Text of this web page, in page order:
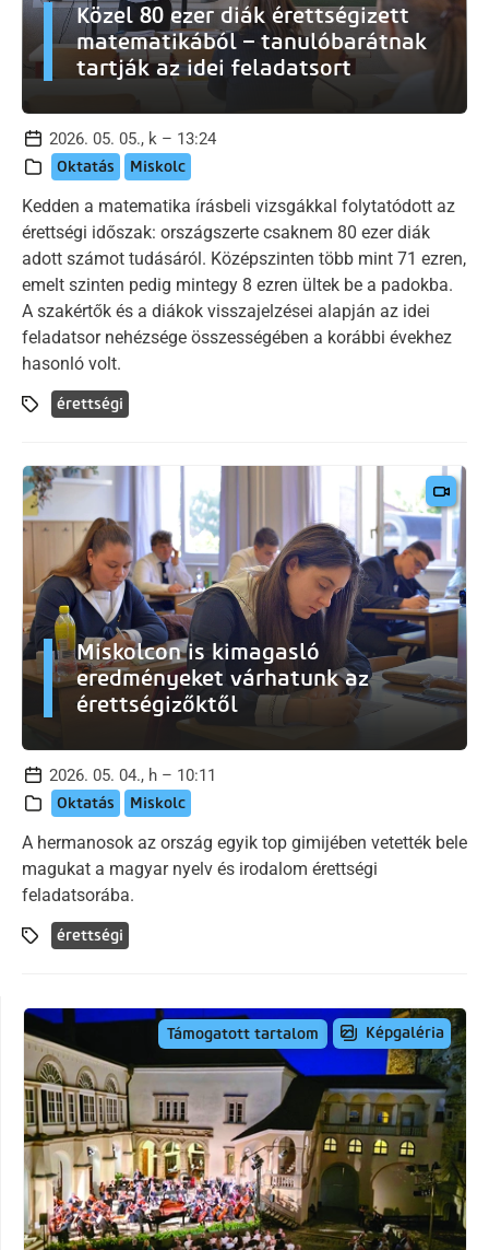
Közel 80 ezer diák érettségizett
matematikából – tanulóbarátnak
tartják az idei feladatsort
2026. 05. 05., k – 13:24
Oktatás Miskolc
Kedden a matematika írásbeli vizsgákkal folytatódott az
érettségi időszak: országszerte csaknem 80 ezer diák
adott számot tudásáról. Középszinten több mint 71 ezren,
emelt szinten pedig mintegy 8 ezren ültek be a padokba.
A szakértők és a diákok visszajelzései alapján az idei
feladatsor nehézsége összességében a korábbi évekhez
hasonló volt.
érettségi
Miskolcon is kimagasló
eredményeket várhatunk az
érettségizőktől
2026. 05. 04., h – 10:11
Oktatás Miskolc
A hermanosok az ország egyik top gimijében vetették bele
magukat a magyar nyelv és irodalom érettségi
feladatsorába.
érettségi
Támogatott tartalom Képgaléria